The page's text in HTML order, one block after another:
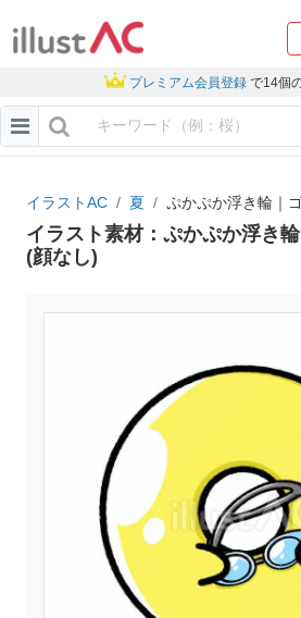
プレミアム会員登録 で14個
イラストAC 夏 ぷかぷか浮き輪｜
イラスト素材：ぷかぷか浮き
(顔なし)